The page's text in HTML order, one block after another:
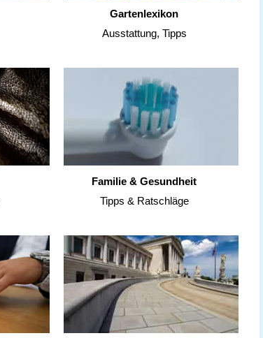
Gartenlexikon
Ausstattung, Tipps
Familie & Gesundheit
Tipps & Ratschläge